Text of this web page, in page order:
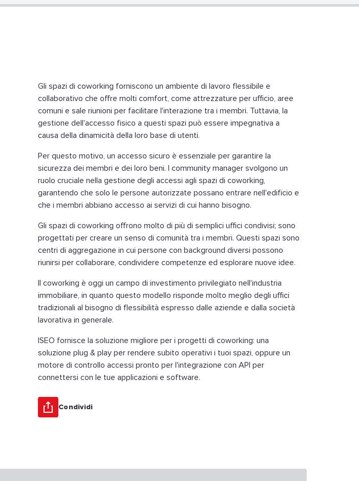
Gli spazi di coworking forniscono un ambiente di lavoro flessibile e
collaborativo che offre molti comfort, come attrezzature per ufficio, aree
comuni e sale riunioni per facilitare l'interazione tra i membri. Tuttavia, la
gestione dell'accesso fisico a questi spazi può essere impegnativa a
causa della dinamicità della loro base di utenti.
Per questo motivo, un accesso sicuro è essenziale per garantire la
sicurezza dei membri e dei loro beni. I community manager svolgono un
ruolo cruciale nella gestione degli accessi agli spazi di coworking,
garantendo che solo le persone autorizzate possano entrare nell'edificio e
che i membri abbiano accesso ai servizi di cui hanno bisogno.
Gli spazi di coworking offrono molto di più di semplici uffici condivisi; sono
progettati per creare un senso di comunità tra i membri. Questi spazi sono
centri di aggregazione in cui persone con background diversi possono
riunirsi per collaborare, condividere competenze ed esplorare nuove idee.
Il coworking è oggi un campo di investimento privilegiato nell'industria
immobiliare, in quanto questo modello risponde molto meglio degli uffici
tradizionali al bisogno di flessibilità espresso dalle aziende e dalla società
lavorativa in generale.
ISEO fornisce la soluzione migliore per i progetti di coworking: una
soluzione plug & play per rendere subito operativi i tuoi spazi, oppure un
motore di controllo accessi pronto per l'integrazione con API per
connettersi con le tue applicazioni e software.
Condividi